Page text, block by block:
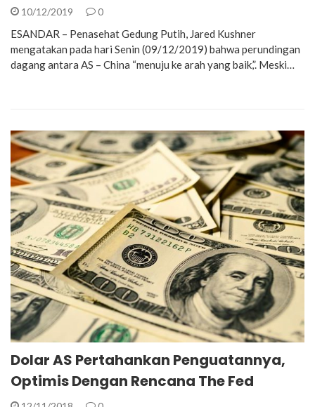
10/12/2019 0
ESANDAR – Penasehat Gedung Putih, Jared Kushner
mengatakan pada hari Senin (09/12/2019) bahwa perundingan
dagang antara AS – China “menuju ke arah yang baik,”. Meski…
Dolar AS Pertahankan Penguatannya,
Optimis Dengan Rencana The Fed